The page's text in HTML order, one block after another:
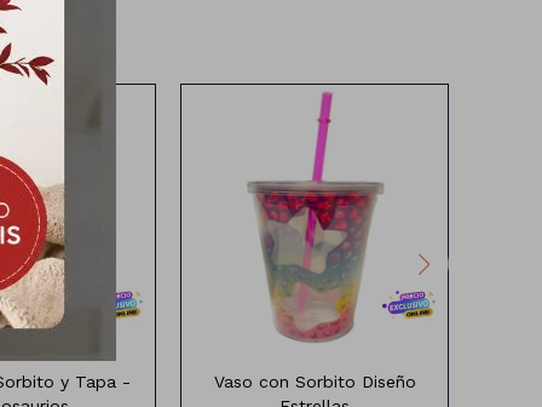
y Tapa -
Vaso con sorbito diseño
estrella
Vaso con Sorbito Diseño